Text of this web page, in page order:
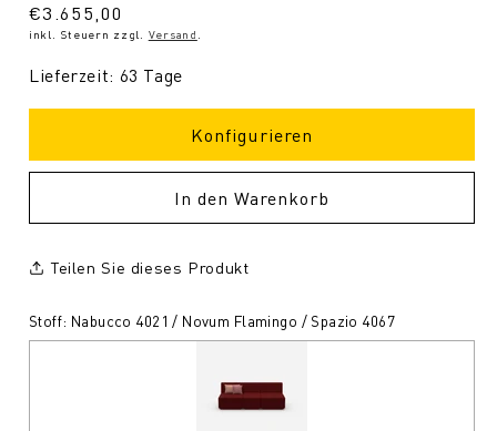
Normaler
Preis
€3.655,00
inkl. Steuern zzgl. Versand
Lieferzeit: 63 Tage
Konfigurieren
In den Warenkorb
Teilen Sie dieses Produkt
Stoff: Nabucco 4021 / Novum Flamingo / Spazio 4067